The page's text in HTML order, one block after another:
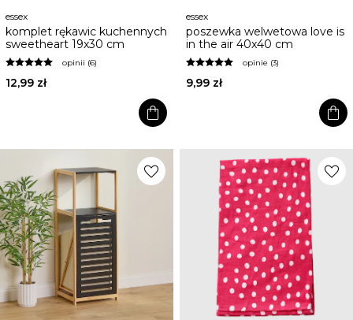
essex
komplet rękawic kuchennych
sweetheart 19x30 cm
opinii (6)
12,99 zł
shopping_bag
essex
poszewka welwetowa love is
in the air 40x40 cm
opinie (3)
9,99 zł
shopping_bag
favorite favorite